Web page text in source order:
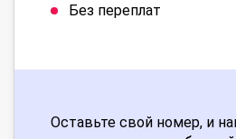
Без переплат
Оставьте свой номер, и